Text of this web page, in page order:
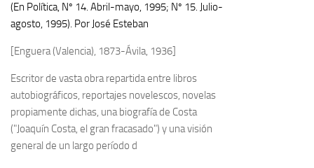
(En Política, Nº 14. Abril-mayo, 1995; Nº 15. Julio-
agosto, 1995). Por José Esteban
[Enguera (Valencia), 1873-Ávila, 1936]
Escritor de vasta obra repartida entre libros
autobiográficos, reportajes novelescos, novelas
propiamente dichas, una biografía de Costa
("Joaquín Costa, el gran fracasado") y una visión
general de un largo período d